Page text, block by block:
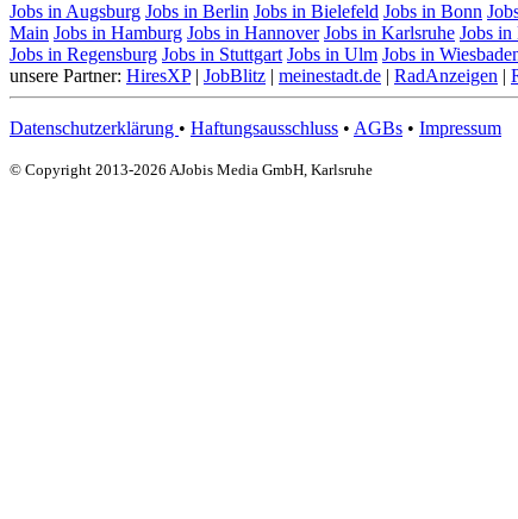
Jobs in Augsburg Jobs in Berlin Jobs in Bielefeld Jobs in Bonn
Main Jobs in Hamburg Jobs in Hannover Jobs in Karlsruhe Jobs in
Jobs in Regensburg Jobs in Stuttgart Jobs in Ulm Jobs in
unsere Partner: HiresXP| JobBlitz | meinestadt.de | RadAnzeigen |
Datenschutzerklärung • Haftungsausschluss • AGBs • Impressum
© Copyright 2013-2026 AJobis Media GmbH, Karlsruhe